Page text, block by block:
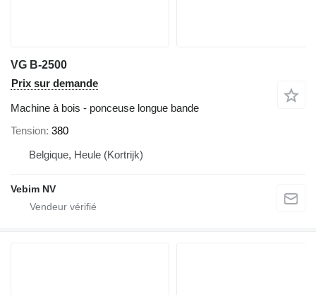
VG B-2500
Prix sur demande
Machine à bois - ponceuse longue bande
Tension 380
Belgique, Heule (Kortrijk)
Vebim NV